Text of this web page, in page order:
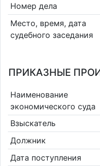
Номер дела
Место, время, дата
судебного заседания
ПРИКАЗНЫЕ
Наименование
экономического суда
Взыскатель
Должник
Дата поступления